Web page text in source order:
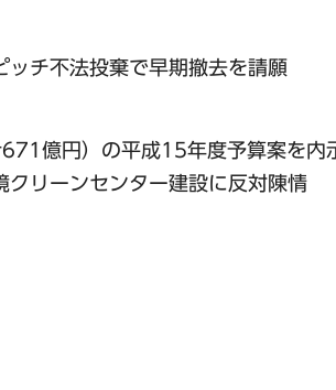
ッチ不法投棄で早期撤去を請願
億円）の平成15年度予算案を内
リーンセンター建設に反対陳情